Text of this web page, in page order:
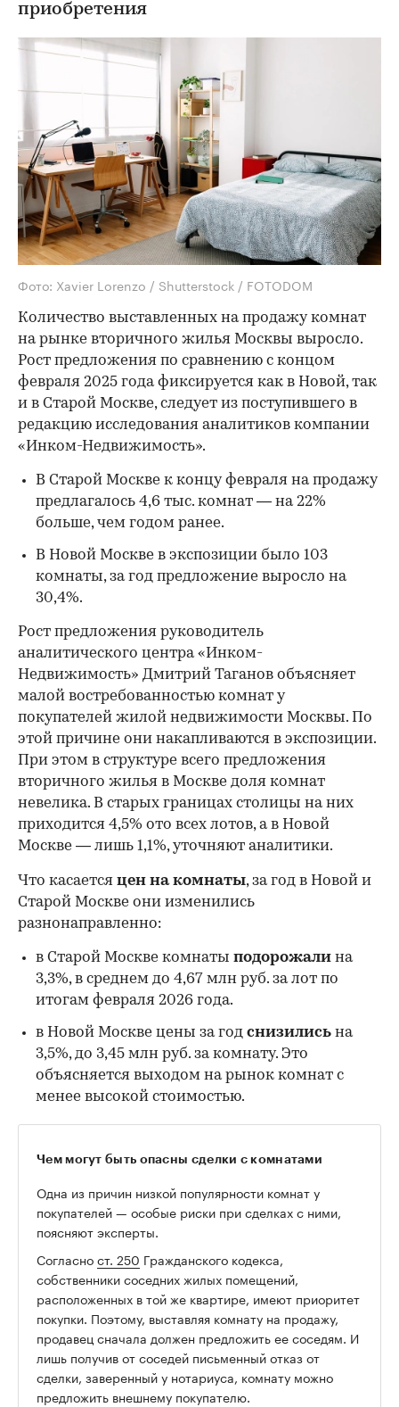
приобретения
Фото: Xavier Lorenzo / Shutterstock / FOTODOM
Количество выставленных на продажу комнат
на рынке вторичного жилья Москвы выросло.
Рост предложения по сравнению с концом
февраля 2025 года фиксируется как в Новой, так
и в Старой Москве, следует из поступившего в
редакцию исследования аналитиков компании
«Инком-Недвижимость».
В Старой Москве к концу февраля на продажу
предлагалось 4,6 тыс. комнат — на 22%
больше, чем годом ранее.
В Новой Москве в экспозиции было 103
комнаты, за год предложение выросло на
30,4%.
Рост предложения руководитель
аналитического центра «Инком-
Недвижимость» Дмитрий Таганов объясняет
малой востребованностью комнат у
покупателей жилой недвижимости Москвы. По
этой причине они накапливаются в экспозиции.
При этом в структуре всего предложения
вторичного жилья в Москве доля комнат
невелика. В старых границах столицы на них
приходится 4,5% ото всех лотов, а в Новой
Москве — лишь 1,1%, уточняют аналитики.
00:00 / 00:00
Что касается цен на комнаты, за год в Новой и
Старой Москве они изменились
разнонаправленно:
в Старой Москве комнаты подорожали на
3,3%, в среднем до 4,67 млн руб. за лот по
итогам февраля 2026 года.
в Новой Москве цены за год снизились на
3,5%, до 3,45 млн руб. за комнату. Это
объясняется выходом на рынок комнат с
менее высокой стоимостью.
Чем могут быть опасны сделки с комнатами
Одна из причин низкой популярности комнат у
покупателей — особые риски при сделках с ними,
поясняют эксперты.
Согласност. 250 Гражданского кодекса,
собственники соседних жилых помещений,
расположенных в той же квартире, имеют приоритет
покупки. Поэтому, выставляя комнату на продажу,
продавец сначала должен предложить ее соседям. И
лишь получив от соседей письменный отказ от
сделки, заверенный у нотариуса, комнату можно
предложить внешнему покупателю.